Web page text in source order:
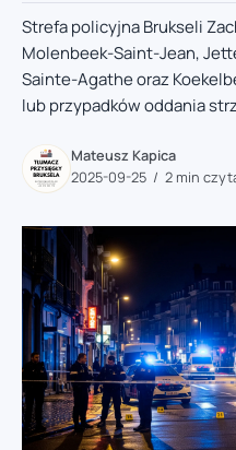
Strefa policyjna Brukseli
Molenbeek-Saint-Jean,
Sainte-Agathe oraz
lub przypadków oddania
Mateusz Kapica
2025-09-25
2 min